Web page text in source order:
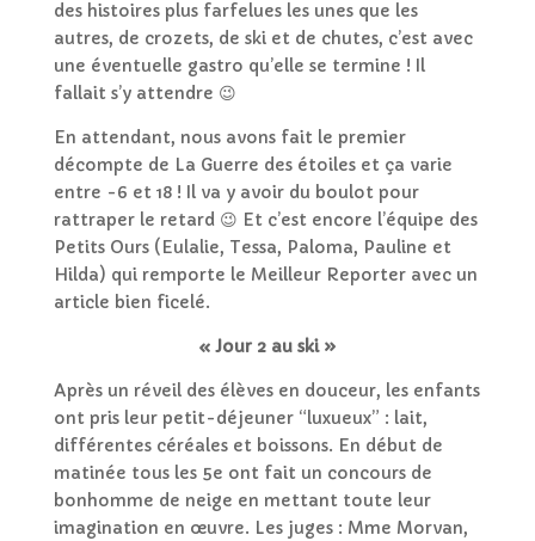
des histoires plus farfelues les unes que les
autres, de crozets, de ski et de chutes, c’est avec
une éventuelle gastro qu’elle se termine ! Il
fallait s’y attendre 😉
En attendant, nous avons fait le premier
décompte de La Guerre des étoiles et ça varie
entre -6 et 18 ! Il va y avoir du boulot pour
rattraper le retard 😉 Et c’est encore l’équipe des
Petits Ours (Eulalie, Tessa, Paloma, Pauline et
Hilda) qui remporte le Meilleur Reporter avec un
article bien ficelé.
« Jour 2 au ski »
Après un réveil des élèves en douceur, les enfants
ont pris leur petit-déjeuner “luxueux” : lait,
différentes céréales et boissons. En début de
matinée tous les 5e ont fait un concours de
bonhomme de neige en mettant toute leur
imagination en œuvre. Les juges : Mme Morvan,